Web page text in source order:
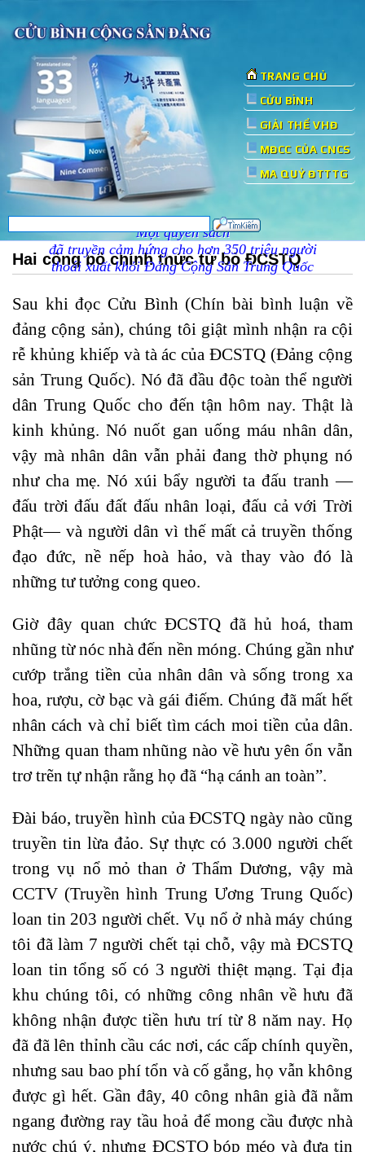
TRANG CHỦ
CỬU BÌNH
GIẢI THỂ VHĐ
MĐCC CỦA CNCS
MA QUỶ ĐTTTG
Một quyển sách
đã truyền cảm hứng cho hơn 350 triệu người
thoái xuất khỏi Đảng Cộng Sản Trung Quốc
Hai công bố chính thức từ bỏ ĐCSTQ
Sau khi đọc Cửu Bình (Chín bài bình luận về
đảng cộng sản), chúng tôi giật mình nhận ra cội
rễ khủng khiếp và tà ác của ĐCSTQ (Đảng cộng
sản Trung Quốc). Nó đã đầu độc toàn thể người
dân Trung Quốc cho đến tận hôm nay. Thật là
kinh khủng. Nó nuốt gan uống máu nhân dân,
vậy mà nhân dân vẫn phải đang thờ phụng nó
như cha mẹ. Nó xúi bẩy người ta đấu tranh —
đấu trời đấu đất đấu nhân loại, đấu cả với Trời
Phật— và người dân vì thế mất cả truyền thống
đạo đức, nề nếp hoà hảo, và thay vào đó là
những tư tưởng cong queo.
Giờ đây quan chức ĐCSTQ đã hủ hoá, tham
nhũng từ nóc nhà đến nền móng. Chúng gần như
cướp trắng tiền của nhân dân và sống trong xa
hoa, rượu, cờ bạc và gái điếm. Chúng đã mất hết
nhân cách và chỉ biết tìm cách moi tiền của dân.
Những quan tham nhũng nào về hưu yên ổn vẫn
trơ trẽn tự nhận rằng họ đã “hạ cánh an toàn”.
Đài báo, truyền hình của ĐCSTQ ngày nào cũng
truyền tin lừa đảo. Sự thực có 3.000 người chết
trong vụ nổ mỏ than ở Thẩm Dương, vậy mà
CCTV (Truyền hình Trung Ương Trung Quốc)
loan tin 203 người chết. Vụ nổ ở nhà máy chúng
tôi đã làm 7 người chết tại chỗ, vậy mà ĐCSTQ
loan tin tổng số có 3 người thiệt mạng. Tại địa
khu chúng tôi, có những công nhân về hưu đã
không nhận được tiền hưu trí từ 8 năm nay. Họ
đã đã lên thỉnh cầu các nơi, các cấp chính quyền,
nhưng sau bao phí tổn và cố gắng, họ vẫn không
được gì hết. Gần đây, 40 công nhân già đã nằm
ngang đường ray tầu hoả để mong cầu được nhà
nước chú ý, nhưng ĐCSTQ bóp méo và đưa tin